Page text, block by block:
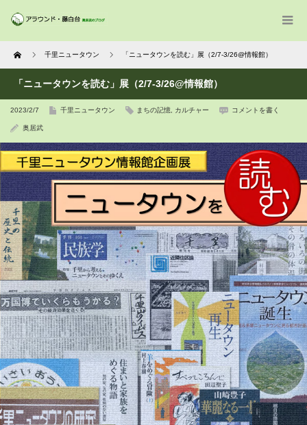
Home 千里ニュータウン 「ニュータウンを読む」展（2/7-3/26@情報館）
「ニュータウンを読む」展（2/7-3/26@情報館）
2023/2/7 千里ニュータウン まちの記憶 カルチャー コメントを書く
奥居武